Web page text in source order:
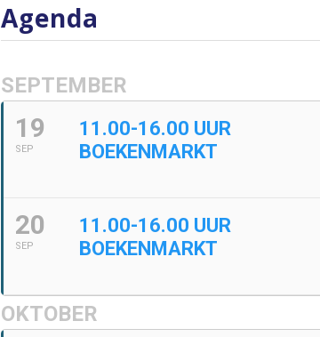
Agenda
SEPTEMBER
19
SEP
11.00-16.00 UUR
BOEKENMARKT
20
SEP
11.00-16.00 UUR
BOEKENMARKT
OKTOBER